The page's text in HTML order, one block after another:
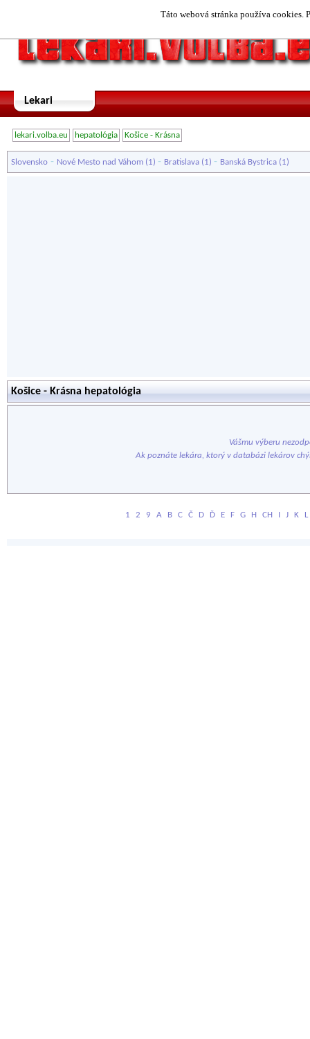
Táto webová stránka používa cookies.
Lekari
lekari.volba.eu hepatológia Košice - Krásna
Slovensko - Nové Mesto nad Váhom (1) - Bratislava (1) - Banská Bystrica (1)
Košice - Krásna hepatológia
Vášmu výberu
Ak poznáte lekára, ktorý v databázi lekárov
1 2 9 A B C Č D Ď E F G H CH I J K L